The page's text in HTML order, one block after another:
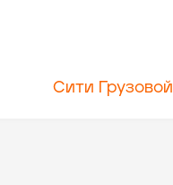
Сити Грузовой